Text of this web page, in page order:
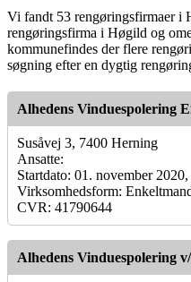
Vi fandt 53 rengøringsfirmaer i
rengøringsfirma i Høgild og
kommunefindes der flere
søgning efter en dygtig
Alhedens Vinduespolering
Susåvej 3, 7400 Herning
Ansatte:
Startdato: 01. november 2020,
Virksomhedsform:
CVR: 41790644
Alhedens Vinduespolering